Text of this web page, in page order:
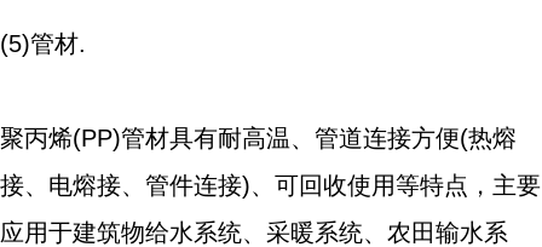
(5)管材.
聚丙烯(PP)管材具有耐高温、管道连接方便(热熔
接、电熔接、管件连接)、可回收使用等特点，主要
应用于建筑物给水系统、采暖系统、农田输水系